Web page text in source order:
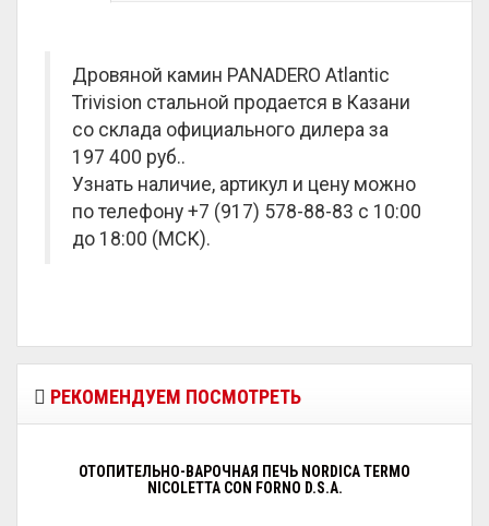
Дровяной камин PANADERO Atlantic
Trivision стальной продается в Казани
со склада официального дилера за
197 400 руб..
Узнать наличие, артикул и цену можно
по телефону +7 (917) 578-88-83 с 10:00
до 18:00 (МСК).
РЕКОМЕНДУЕМ ПОСМОТРЕТЬ
ОТОПИТЕЛЬНО-ВАРОЧНАЯ ПЕЧЬ NORDICA TERMO
NICOLETTA CON FORNO D.S.A.